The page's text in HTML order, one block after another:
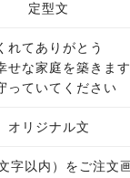
定型文
れてありがとう
せな家庭を築きます
っていてください
オリジナル文
字以内）をご注文